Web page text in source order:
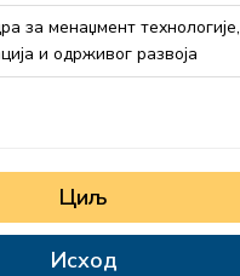
за менаџмент технологије,
и одрживог развоја
Циљ
Исход